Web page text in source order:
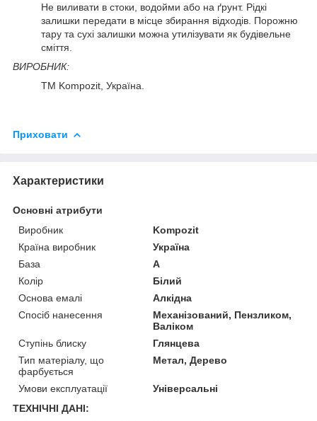
Не виливати в стоки, водойми або на ґрунт. Рідкі
залишки передати в місце збирання відходів. Порожню
тару та сухі залишки можна утилізувати як будівельне
сміття.
ВИРОБНИК:
ТМ Kompozit, Україна.
Приховати
Характеристики
Основні атрибути
Виробник
Kompozit
Країна виробник
Україна
База
А
Колір
Білий
Основа емалі
Алкідна
Спосіб нанесення
Механізований, Пензликом,
Валіком
Ступінь блиску
Глянцева
Тип матеріалу, що
фарбується
Метал, Дерево
Умови експлуатації
Універсальні
ТЕХНІЧНІ ДАНІ: